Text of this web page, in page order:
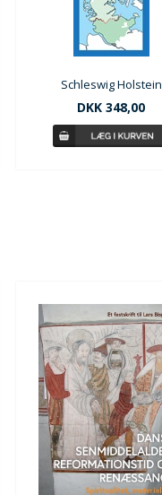
Schleswig Holstein
DKK 348,00